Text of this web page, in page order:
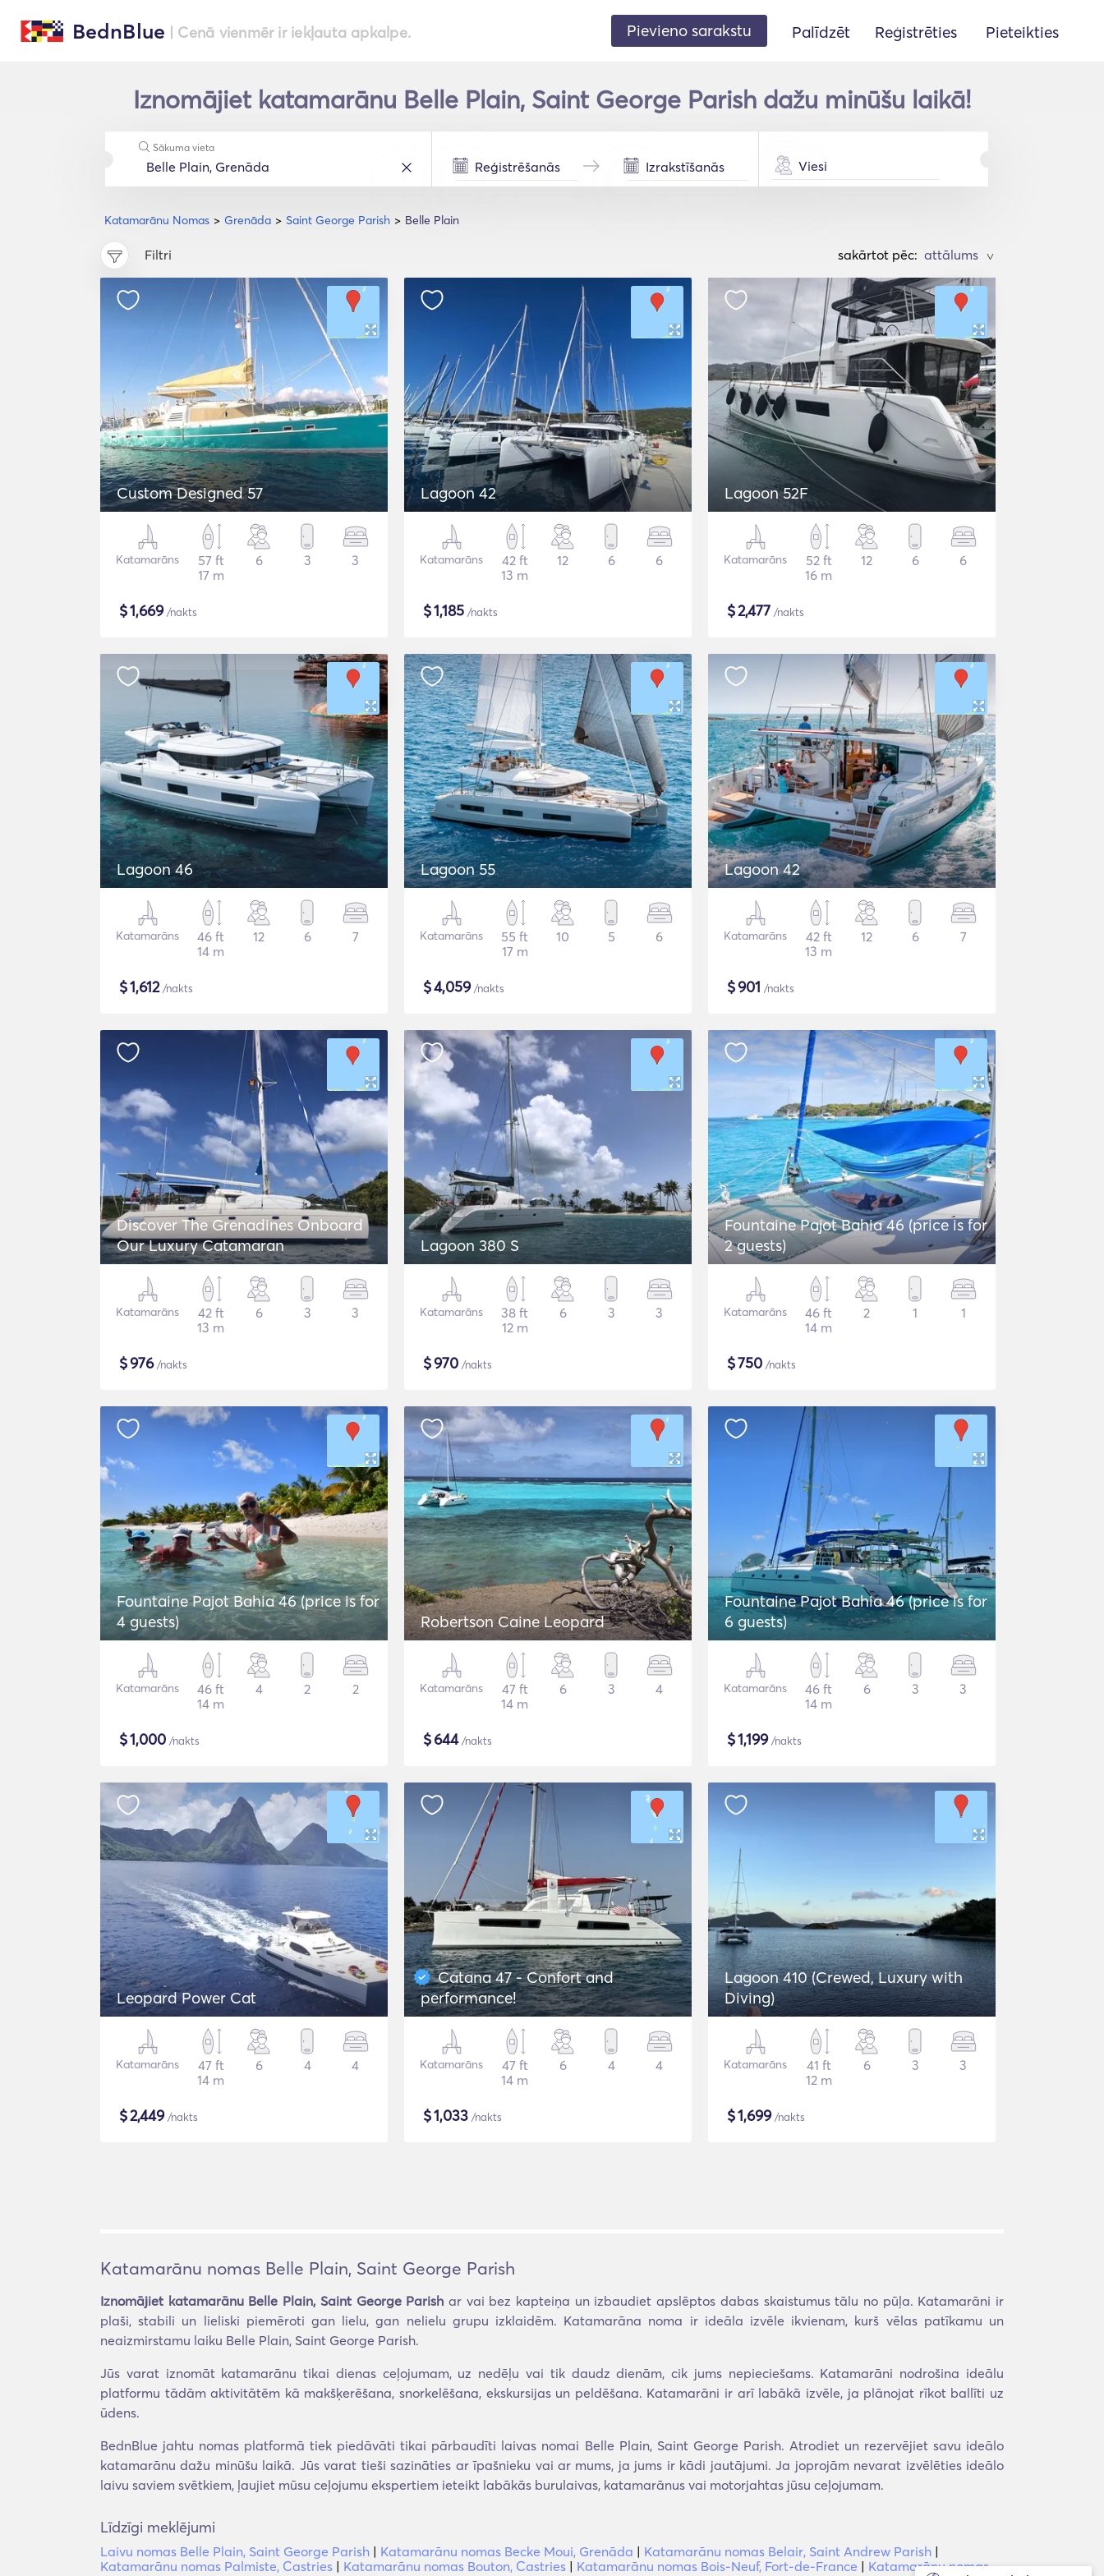
BednBlue | Cenā vienmēr ir iekļauta apkalpe. Pievieno sarakstu Palīdzēt Reģistrēties Pieteikties
Iznomājiet katamarānu Belle Plain, Saint George Parish dažu minūšu laikā!
Katamarānu Nomas Grenāda Saint George Parish Belle Plain
Sākuma vieta
Viesi
Filtri sakārtot pēc: >
Custom Designed 57
Katamarāns
57 ft
17 m
6 3 3
$1,669/nakts
Lagoon 42
Katamarāns
42 ft
13 m
12 6 6
$1,185 /nakts
Lagoon 52F
Katamarāns
52 ft
16 m
12 6 6
$2,477 /nakts
Lagoon 46
Katamarāns
46 ft
14 m
12 6 7
$1,612/nakts
Lagoon 55
Katamarāns
55 ft
17 m
10 5 6
$4,059/nakts
Lagoon 42
Katamarāns
42 ft
13 m
12 6 7
$901 /nakts
Discover The Grenadines Onboard
Our Luxury Catamaran
Katamarāns
42 ft
13 m
6 3 3
$976/nakts
Lagoon 380 S
Katamarāns
38 ft
12 m
6 3 3
$970 /nakts
Fountaine Pajot Bahia 46 (price is for
2 guests)
Katamarāns
46 ft
14 m
2 1 1
$750 /nakts
Fountaine Pajot Bahia 46 (price is for
4 guests)
Katamarāns
46 ft
14 m
4 2 2
$1,000 /nakts
Robertson Caine Leopard
Katamarāns
47 ft
14 m
6 3 4
$644/nakts
Fountaine Pajot Bahia 46 (price is for
6 guests)
Katamarāns
46 ft
14 m
6 3 3
$1,199/nakts
Leopard Power Cat
Katamarāns
47 ft
14 m
6 4 4
$2,449/nakts
Catana 47 - Confort and
performance!
Katamarāns
47 ft
14 m
6 4 4
$1,033 /nakts
Lagoon 410 (Crewed, Luxury with
Diving)
Katamarāns
41 ft
12 m
6 3 3
$1,699/nakts
Katamarānu nomas Belle Plain, Saint George Parish
Iznomājiet katamarānu Belle Plain, Saint George Parish ar vai bez kapteiņa un izbaudiet apslēptos dabas skaistumus tālu no pūļa. Katamarāni ir
plaši, stabili un lieliski piemēroti gan lielu, gan nelielu grupu izklaidēm. Katamarāna noma ir ideāla izvēle ikvienam, kurš vēlas patīkamu un
neaizmirstamu laiku Belle Plain, Saint George Parish.
Jūs varat iznomāt katamarānu tikai dienas ceļojumam, uz nedēļu vai tik daudz dienām, cik jums nepieciešams. Katamarāni nodrošina ideālu
platformu tādām aktivitātēm kā makšķerēšana, snorkelēšana, ekskursijas un peldēšana. Katamarāni ir arī labākā izvēle, ja plānojat rīkot ballīti uz
ūdens.
BednBlue jahtu nomas platformā tiek piedāvāti tikai pārbaudīti laivas nomai Belle Plain, Saint George Parish. Atrodiet un rezervējiet savu ideālo
katamarānu dažu minūšu laikā. Jūs varat tieši sazināties ar īpašnieku vai ar mums, ja jums ir kādi jautājumi. Ja joprojām nevarat izvēlēties ideālo
laivu saviem svētkiem, ļaujiet mūsu ceļojumu ekspertiem ieteikt labākās burulaivas, katamarānus vai motorjahtas jūsu ceļojumam.
Līdzīgi meklējumi
Laivu nomas Belle Plain, Saint George Parish | Katamarānu nomas Becke Moui, Grenāda | Katamarānu nomas Belair, Saint Andrew Parish |
Katamarānu nomas Palmiste, Castries | Katamarānu nomas Bouton, Castries | Katamarānu nomas Bois-Neuf, Fort-de-France | Katamarānu nomas